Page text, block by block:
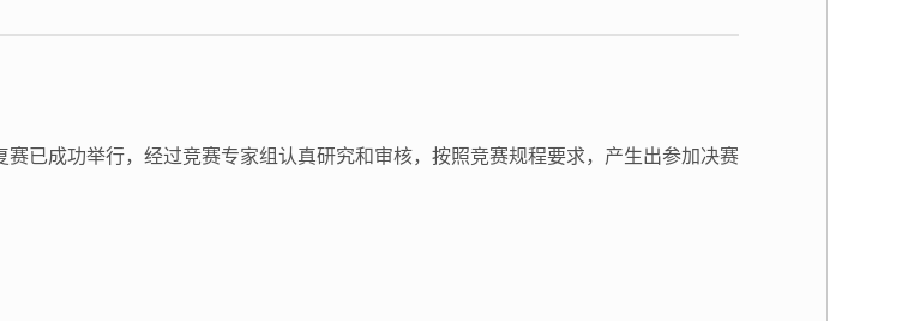
赛已成功举行，经过竞赛专家组认真研究和审核，按照竞赛规程要求，产生出参加决赛